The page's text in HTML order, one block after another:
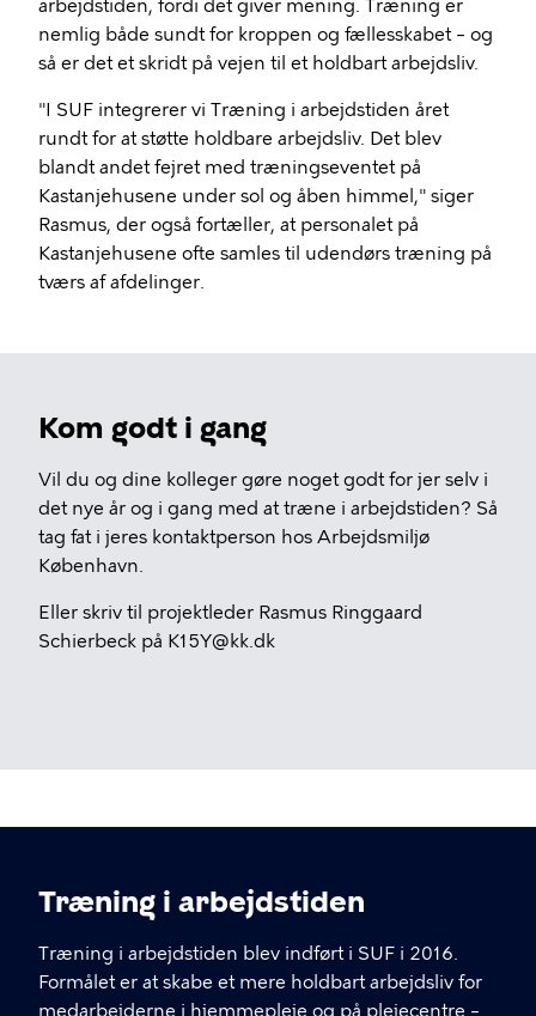
arbejdstiden, fordi det giver mening. Træning er
nemlig både sundt for kroppen og fællesskabet – og
så er det et skridt på vejen til et holdbart arbejdsliv.
"I SUF integrerer vi Træning i arbejdstiden året
rundt for at støtte holdbare arbejdsliv. Det blev
blandt andet fejret med træningseventet på
Kastanjehusene under sol og åben himmel," siger
Rasmus, der også fortæller, at personalet på
Kastanjehusene ofte samles til udendørs træning på
tværs af afdelinger.
Kom godt i gang
Vil du og dine kolleger gøre noget godt for jer selv i
det nye år og i gang med at træne i arbejdstiden? Så
tag fat i jeres kontaktperson hos Arbejdsmiljø
København.
Eller skriv til projektleder Rasmus Ringgaard
Schierbeck på K15Y@kk.dk
Træning i arbejdstiden
Træning i arbejdstiden blev indført i SUF i 2016.
Formålet er at skabe et mere holdbart arbejdsliv for
medarbejderne i hjemmepleje og på plejecentre –